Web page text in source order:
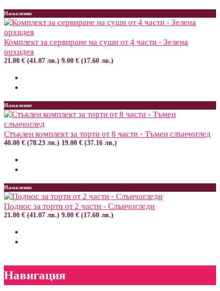
Намаление
Комплект за сервиране на суши от 4 части - Зелена
орхидея
21.00 € (41.07 лв.) 9.00 € (17.60 лв.)
Намаление
Стъклен комплект за торти от 8 части - Тъмен слънчоглед
40.00 € (78.23 лв.) 19.00 € (37.16 лв.)
Намаление
Поднос за торти от 2 части - Слънчогледи
21.00 € (41.07 лв.) 9.00 € (17.60 лв.)
Навигация